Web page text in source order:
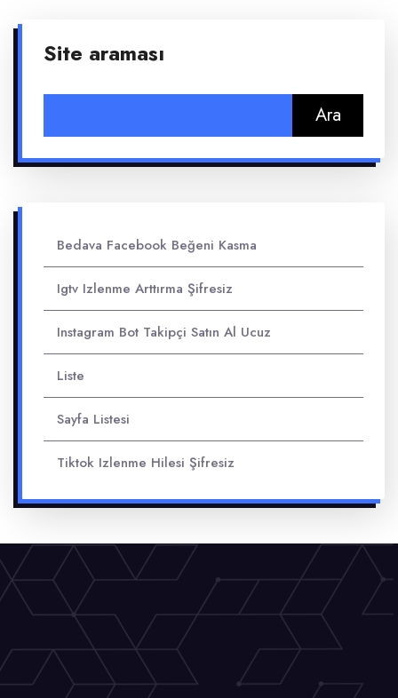
Site araması
Bedava Facebook Beğeni Kasma
Igtv Izlenme Arttırma Şifresiz
Instagram Bot Takipçi Satın Al Ucuz
Liste
Sayfa Listesi
Tiktok Izlenme Hilesi Şifresiz